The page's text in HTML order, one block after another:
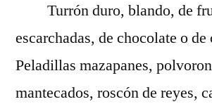
Turrón duro, blando, de
escarchadas, de chocolate o de
Peladillas mazapanes,
mantecados, roscón de reyes,